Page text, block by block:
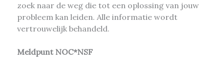
zoek naar de weg die tot een oplossing van jouw
probleem kan leiden. Alle informatie wordt
vertrouwelijk behandeld.
Meldpunt NOC*NSF